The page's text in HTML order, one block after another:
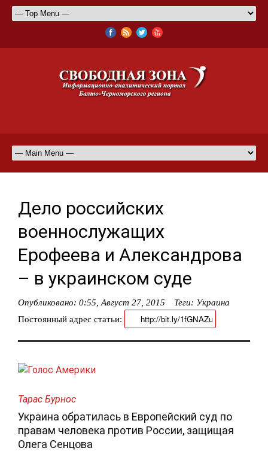
Дело российских
военнослужащих
Ерофеева и Александрова
– в украинском суде
Опубликовано: 0:55, Август 27, 2015 Теги: Украина
Постоянный адрес статьи:
Тарас Бурноc
Украина обратилась в Европейский суд по
правам человека против России, защищая
Олега Сенцова